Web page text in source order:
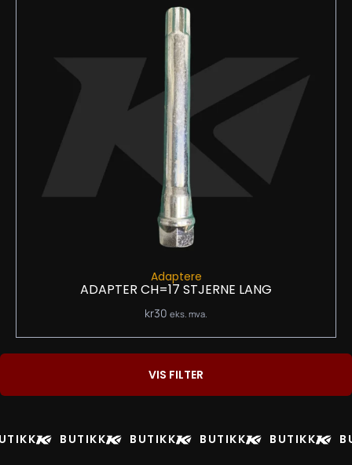
Adaptere
ADAPTER CH=17 STJERNE LANG
kr30 eks. mva.
VIS FILTER
BUTIKK BUTIKK BUTIKK BUTIKK